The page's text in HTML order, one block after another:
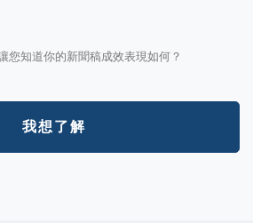
您知道你的新聞稿成效表現如何？
我想了解